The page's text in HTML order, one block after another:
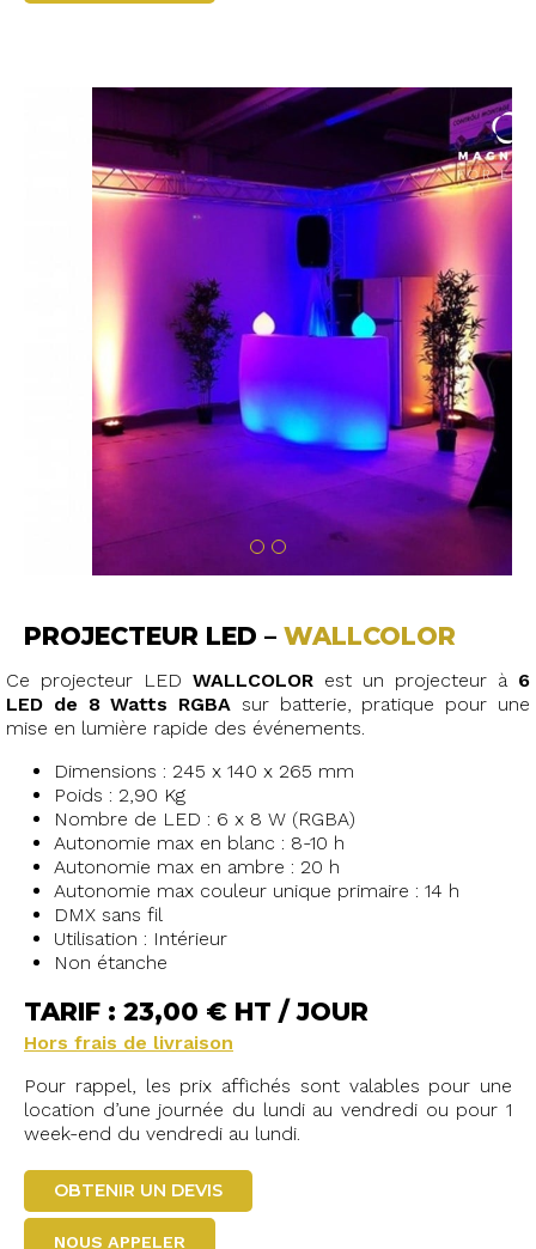
PROJECTEUR LED – WALLCOLOR
Ce projecteur LED WALLCOLOR est un projecteur à 6
LED de 8 Watts RGBA sur batterie, pratique pour une
mise en lumière rapide des événements.
Dimensions : 245 x 140 x 265 mm
Poids : 2,90 Kg
Nombre de LED : 6 x 8 W (RGBA)
Autonomie max en blanc : 8-10 h
Autonomie max en ambre : 20 h
Autonomie max couleur unique primaire : 14 h
DMX sans fil
Utilisation : Intérieur
Non étanche
TARIF : 23,00 € HT / JOUR
Hors frais de livraison
Pour rappel, les prix affichés sont valables pour une
location d’une journée du lundi au vendredi ou pour 1
week-end du vendredi au lundi.
OBTENIR UN DEVIS
NOUS APPELER